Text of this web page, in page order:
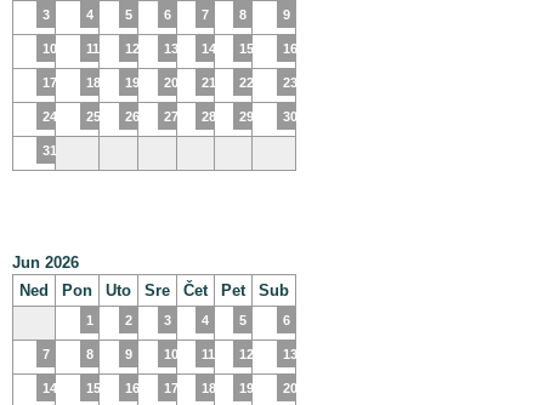
3 4 5 6 7 8 9
10 11 12 13 14 15 16
17 18 19 20 21 22 23
24 25 26 27 28 29 30
31
Jun 2026
Ned
Pon Uto Sre Čet Pet Sub
1 2 3 4 5 6
7 8 9 10 11 12 13
14 15 16 17 18 19 20